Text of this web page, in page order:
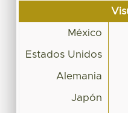
México
Estados Unidos
Alemania
Japón